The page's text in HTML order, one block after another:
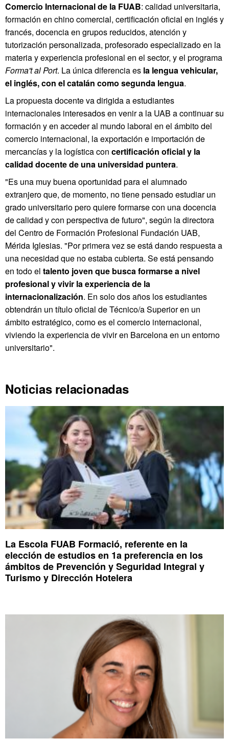
Comercio Internacional de la FUAB: calidad universitaria,
formación en chino comercial, certificación oficial en inglés y
francés, docencia en grupos reducidos, atención y
tutorización personalizada, profesorado especializado en la
materia y experiencia profesional en el sector, y el programa
Forma't al Port. La única diferencia es la lengua vehicular,
el inglés, con el catalán como segunda lengua.
La propuesta docente va dirigida a estudiantes
internacionales interesados en venir a la UAB a continuar su
formación y en acceder al mundo laboral en el ámbito del
comercio internacional, la exportación e importación de
mercancías y la logística con certificación oficial y la
calidad docente de una universidad puntera.
"Es una muy buena oportunidad para el alumnado
extranjero que, de momento, no tiene pensado estudiar un
grado universitario pero quiere formarse con una docencia
de calidad y con perspectiva de futuro", según la directora
del Centro de Formación Profesional Fundación UAB,
Mérida Iglesias. "Por primera vez se está dando respuesta a
una necesidad que no estaba cubierta. Se está pensando
en todo el talento joven que busca formarse a nivel
profesional y vivir la experiencia de la
internacionalización. En solo dos años los estudiantes
obtendrán un título oficial de Técnico/a Superior en un
ámbito estratégico, como es el comercio internacional,
viviendo la experiencia de vivir en Barcelona en un entorno
universitario".
Noticias relacionadas
La Escola FUAB Formació, referente en la
elección de estudios en 1a preferencia en los
ámbitos de Prevención y Seguridad Integral y
Turismo y Dirección Hotelera